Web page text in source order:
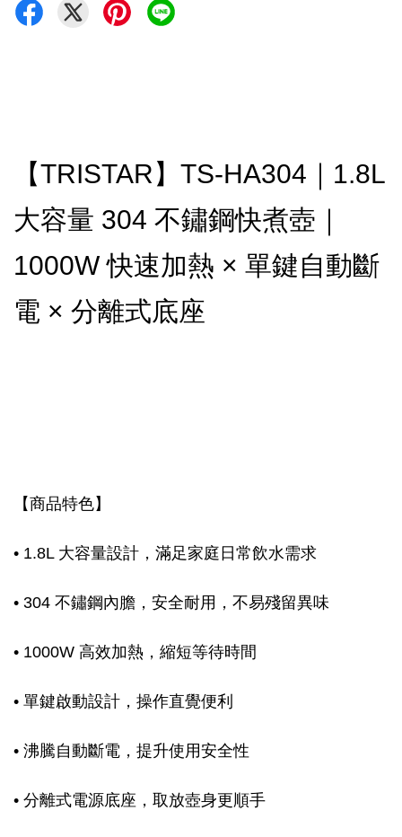
【TRISTAR】TS-HA304｜1.8L
大容量 304 不鏽鋼快煮壺｜
1000W 快速加熱 × 單鍵自動斷
電 × 分離式底座
【商品特色】
• 1.8L 大容量設計，滿足家庭日常飲水需求
• 304 不鏽鋼內膽，安全耐用，不易殘留異味
• 1000W 高效加熱，縮短等待時間
• 單鍵啟動設計，操作直覺便利
• 沸騰自動斷電，提升使用安全性
• 分離式電源底座，取放壺身更順手